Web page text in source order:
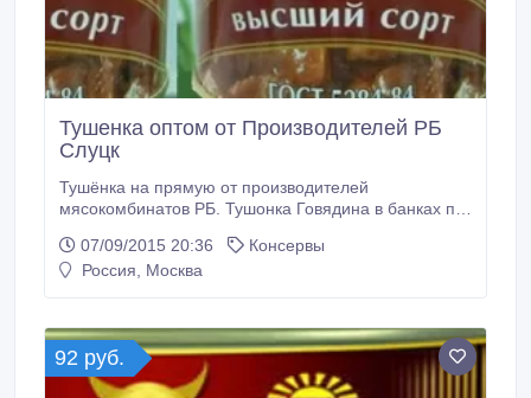
Тушенка оптом от Производителей РБ
Слуцк
Тушёнка на прямую от производителей
мясокомбинатов РБ. Тушонка Говядина в банках по
транспорт. Любые объёмы. возможна доставка по
России и СНГ. Самовывоз Skype: vova098763 mob:
07/09/2015 20:36
Консервы
Россия, Москва
92 руб.